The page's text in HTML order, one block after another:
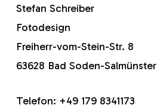
Stefan Schreiber
Fotodesign
Freiherr-vom-Stein-Str. 8
63628 Bad Soden-Salmünster
Telefon: +49 179 8341173